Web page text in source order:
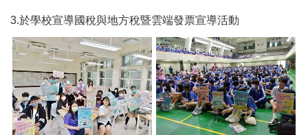
3.於學校宣導國稅與地方稅暨雲端發票宣導活動